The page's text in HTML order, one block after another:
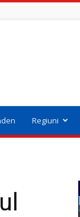
Regiuni